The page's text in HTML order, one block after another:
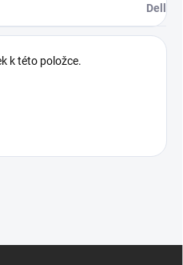
Dell
k této položce.